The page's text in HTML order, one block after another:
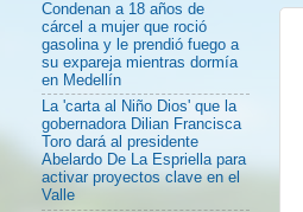
Condenan a 18 años de
cárcel a mujer que roció
gasolina y le prendió fuego a
su expareja mientras dormía
en Medellín
La 'carta al Niño Dios' que la
gobernadora Dilian Francisca
Toro dará al presidente
Abelardo De La Espriella para
activar proyectos clave en el
Valle